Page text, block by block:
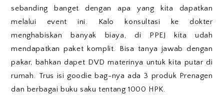
sebanding banget dengan apa yang kita dapatkan
melalui event ini. Kalo konsultasi ke dokter
menghabiskan banyak biaya, di PPEJ kita udah
mendapatkan paket komplit. Bisa tanya jawab dengan
pakar, bahkan dapet DVD materinya untuk kita putar di
rumah. Trus isi goodie bag-nya ada 3 produk Prenagen
dan berbagai buku saku tentang 1000 HPK.